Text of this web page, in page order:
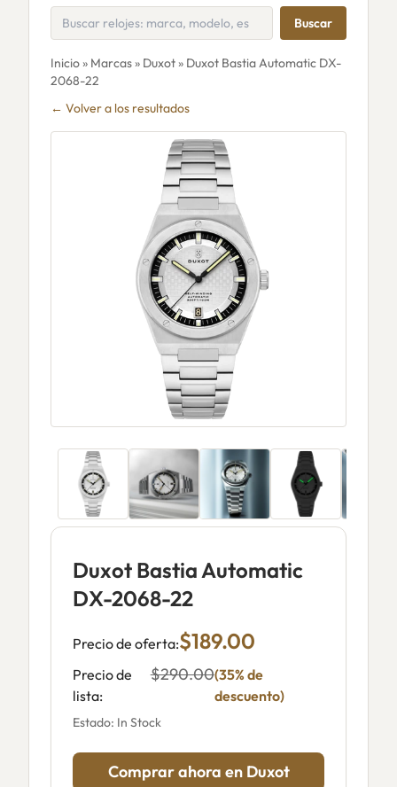
Buscar
Inicio» Marcas» Duxot» Duxot Bastia Automatic DX-
2068-22
← Volver a los resultados
Duxot Bastia Automatic
DX-2068-22
Precio de oferta:$189.00
Precio de
lista:
$290.00(35% de
descuento)
Estado: In Stock
Comprar ahora en Duxot